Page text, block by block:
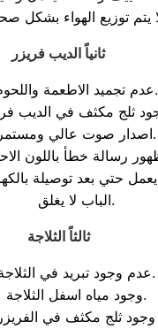
ثانياً الديب فريزر
عدم تجميد الاطعمة واللحوم.
اصدار صوت عالي ومستمر.
الباب لا يغلق.
ثالثاً الثلاجة
عدم وجود تبريد في الثلاجة.
وجود مياه اسفل الثلاجة.
وجود ثلج مكثف في الفريزر